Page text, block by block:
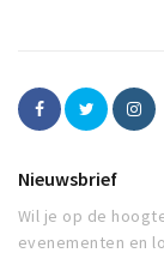
Nieuwsbrief
Wil je op de
evenementen en